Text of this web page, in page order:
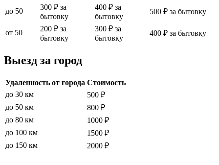
до 50
300 ₽ за
бытовку
400 ₽ за
бытовку
500 ₽ за бытовку
от 50
200 ₽ за
бытовку
300 ₽ за
бытовку
400 ₽ за бытовку
Выезд за город
Удаленность от города Стоимость
до 30 км
500 ₽
до 50 км
800 ₽
до 80 км
1000 ₽
до 100 км
1500 ₽
до 150 км
2000 ₽